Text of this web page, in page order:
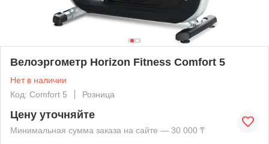
Велоэргометр Horizon Fitness Comfort 5
Нет в наличии
Код: Comfort 5
Розница
Цену уточняйте
Минимальная сумма заказа на сайте — 30 000 ₸